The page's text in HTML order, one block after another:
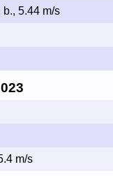
b., 5.44 m/s
m/s